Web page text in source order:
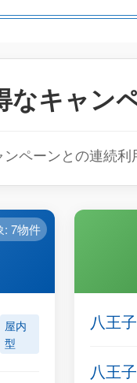
キャン
ンペーンとの連続利
: 7物件
屋内
型
八王
八王